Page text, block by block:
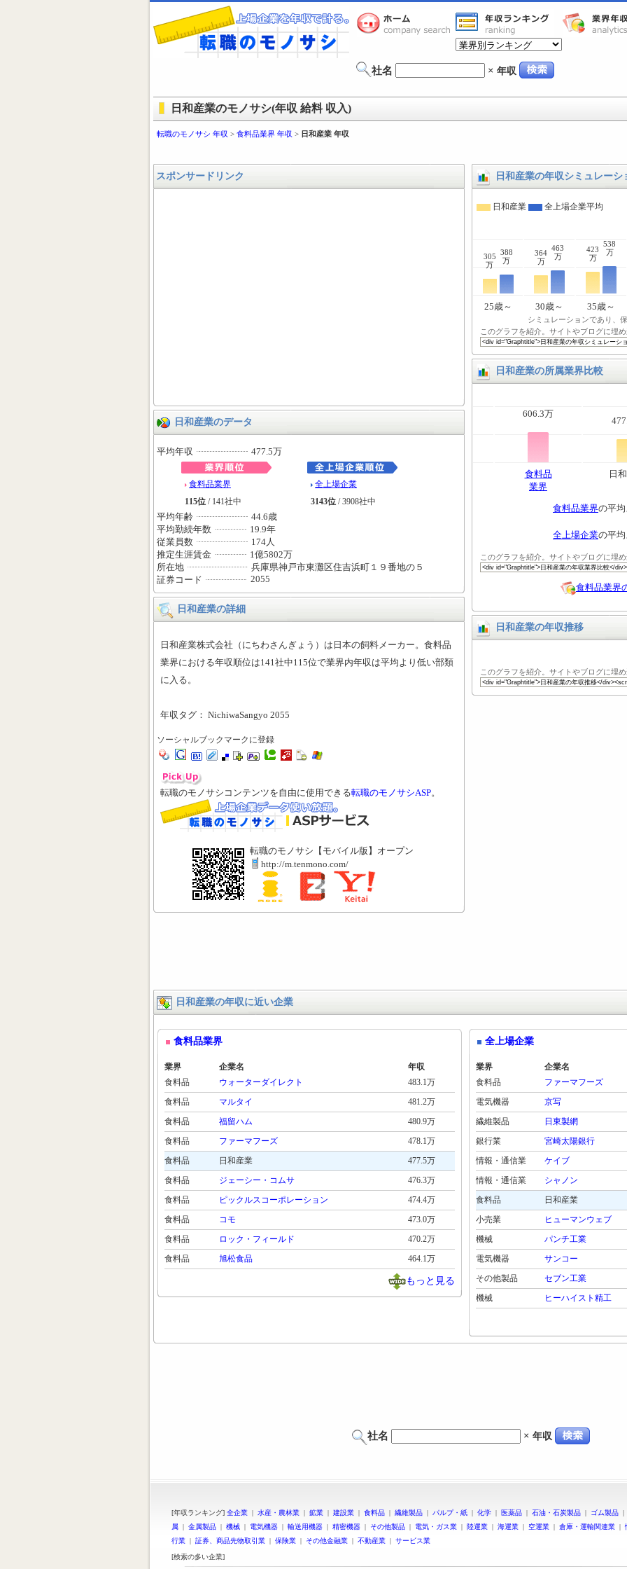
社名 × 年収
日和産業のモノサシ(年収 給料 収入)
転職のモノサシ 年収 > 食料品業界 年収 > 日和産業 年収
スポンサードリンク
日和産業のデータ
平均年収 477.5万
食料品業界
115位 / 141社中
全上場企業
3143位 / 3908社中
平均年齢
44.6歳
平均勤続年数
19.9年
従業員数
174人
推定生涯賃金
1億5802万
所在地
兵庫県神戸市東灘区住吉浜町１９番地の５
証券コード
2055
日和産業の詳細
日和産業株式会社（にちわさんぎょう）は日本の飼料メーカー。食料品
業界における年収順位は141社中115位で業界内年収は平均より低い部類
に入る。
年収タグ： NichiwaSangyo 2055
ソーシャルブックマークに登録
転職のモノサシコンテンツを自由に使用できる転職のモノサシASP。
転職のモノサシ【モバイル版】オープン
http://m.tenmono.com/
日和産業の年収シミュレーシ
日和産業 全上場企業平均
305
万
388
万
364
万
463
万
423
万
538
万
25歳～ 30歳～ 35歳～
シミュレーションであり、
このグラフを紹介。サイトやブログに埋
日和産業の所属業界比較
606.3万
食料品
業界
日
食料品業界の平
全上場企業の平
このグラフを紹介。サイトやブログに埋
食料品業界
日和産業の年収推移
このグラフを紹介。サイトやブログに埋
日和産業の年収に近い企業
食料品業界
業界 企業名
年収
食料品
ウォーターダイレクト
483.1万
食料品
マルタイ
481.2万
食料品
福留ハム
480.9万
食料品
ファーマフーズ
478.1万
食料品
日和産業
477.5万
食料品
ジェーシー・コムサ
476.3万
食料品
ピックルスコーポレーション
474.4万
食料品
コモ
473.0万
食料品
ロック・フィールド
470.2万
食料品
旭松食品 464.1万
もっと見る
全上場企業
業界
企業名
食料品
ファーマフーズ
電気機器
京写
繊維製品
日東製網
銀行業
宮崎太陽銀行
情報・通信業
ケイブ
情報・通信業
シャノン
食料品
日和産業
小売業
ヒューマンウェブ
機械
パンチ工業
電気機器
サンコー
その他製品
セブン工業
機械
ヒーハイスト精工
社名 × 年収
[年収ランキング] 全企業 | 水産・農林業 | 鉱業 | 建設業 | 食料品 | 繊維製品 | パルプ・紙 | 化学 | 医薬品 | 石油・石炭製品 | ゴム製品
属 | 金属製品 | 機械 | 電気機器 | 輸送用機器 | 精密機器 | その他製品 | 電気・ガス業 | 陸運業 | 海運業 | 空運業 | 倉庫・運輸関連業 |
行業 | 証券、商品先物取引業 | 保険業 | その他金融業 | 不動産業 | サービス業
[検索の多い企業]